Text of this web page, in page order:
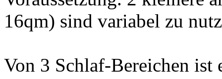
16qm) sind variabel zu
Von 3 Schlaf-Bereichen